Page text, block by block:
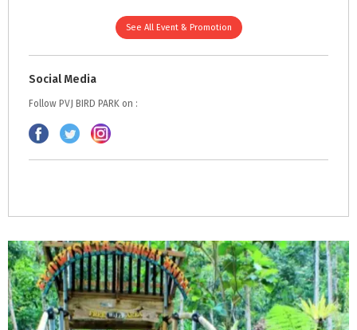
See All Event & Promotion
Social Media
Follow PVJ BIRD PARK on :